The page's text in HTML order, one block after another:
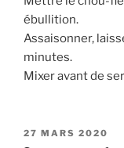
ébullition.
Assaisonner,
minutes.
Mixer avant de
PUBLIÉ
27 MARS 2020